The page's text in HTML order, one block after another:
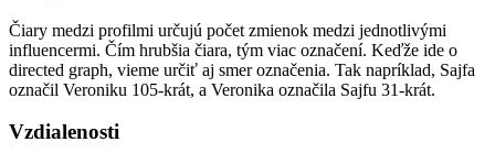
Čiary medzi profilmi určujú počet zmienok medzi jednotlivými
influencermi. Čím hrubšia čiara, tým viac označení. Keďže ide o
directed graph, vieme určiť aj smer označenia. Tak napríklad, Sajfa
označil Veroniku 105-krát, a Veronika označila Sajfu 31-krát.
Vzdialenosti